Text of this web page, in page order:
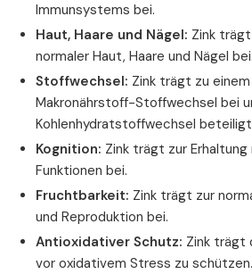
Immunsystems bei.
Haut, Haare und Nägel: Zink
normaler Haut, Haare und Nägel bei.
Stoffwechsel: Zink trägt zu
Makronährstoff-Stoffwechsel bei
Kohlenhydratstoffwechsel
Kognition: Zink trägt zur
Funktionen bei.
Fruchtbarkeit: Zink trägt zur
und Reproduktion bei.
Antioxidativer Schutz: Zink trägt
vor oxidativem Stress zu schützen.